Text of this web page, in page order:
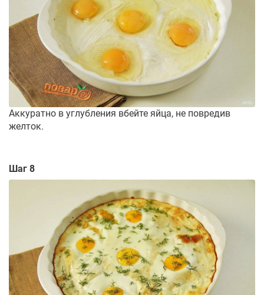
Аккуратно в углубления вбейте яйца, не повредив
желток.
Шаг 8